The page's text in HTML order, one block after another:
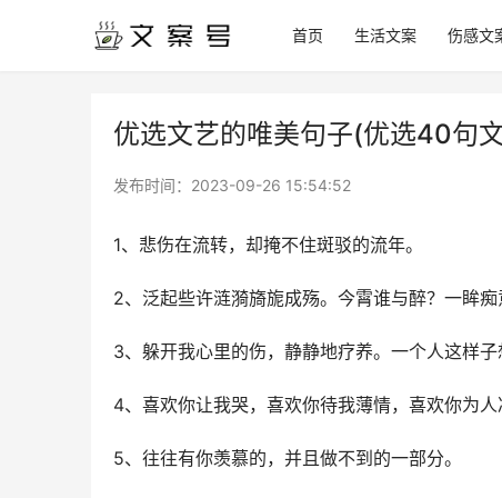
首页 生活文案 伤感文
优选文艺的唯美句子(优选40句
发布时间： 2023-09-26 15:54:52
1、悲伤在流转，却掩不住斑驳的流年。
2、泛起些许涟漪旖旎成殇。今霄谁与醉？一眸
3、躲开我心里的伤，静静地疗养。一个人这样
4、喜欢你让我哭，喜欢你待我薄情，喜欢你为人
5、往往有你羡慕的，并且做不到的一部分。